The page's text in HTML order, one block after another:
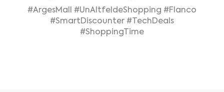
#ArgesMall #UnAltfeldeShopping #Flanco
#SmartDiscounter#TechDeals
#ShoppingTime